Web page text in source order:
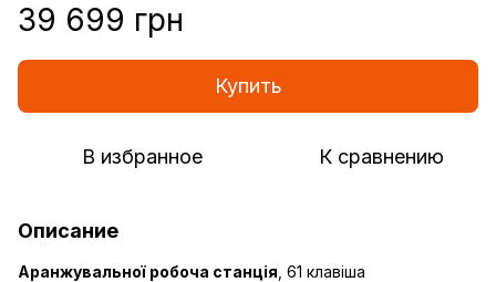
39 699 грн
Купить
В избранное К сравнению
Описание
Аранжувальної робоча станція , 61 клавіша